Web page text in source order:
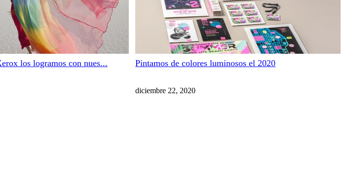
los logramos con nues... Pintamos de colores luminosos el 2020
diciembre 22, 2020